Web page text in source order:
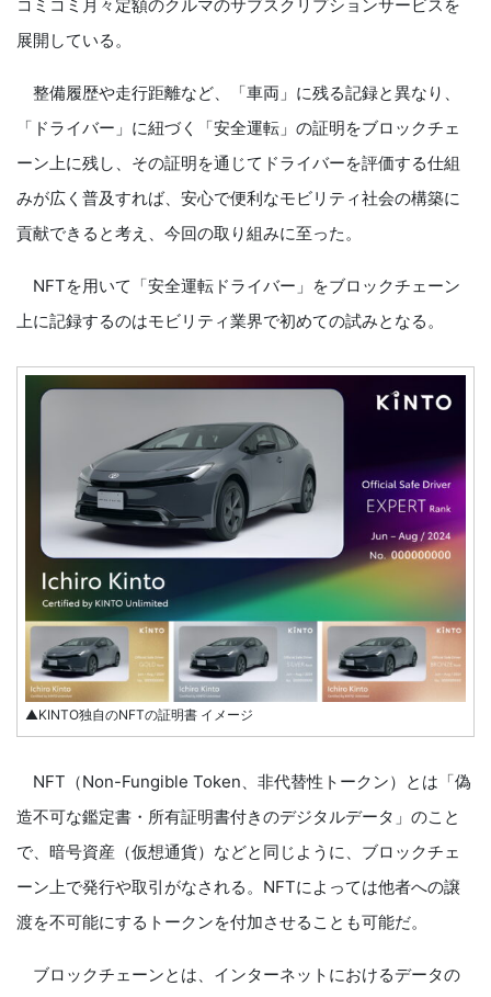
コミコミ月々定額のクルマのサブスクリプションサービスを
展開している。
整備履歴や走行距離など、「車両」に残る記録と異なり、
「ドライバー」に紐づく「安全運転」の証明をブロックチェ
ーン上に残し、その証明を通じてドライバーを評価する仕組
みが広く普及すれば、安心で便利なモビリティ社会の構築に
貢献できると考え、今回の取り組みに至った。
NFTを用いて「安全運転ドライバー」をブロックチェーン
上に記録するのはモビリティ業界で初めての試みとなる。
▲KINTO独自のNFTの証明書 イメージ
NFT（Non-Fungible Token、非代替性トークン）とは「偽
造不可な鑑定書・所有証明書付きのデジタルデータ」のこと
で、暗号資産（仮想通貨）などと同じように、ブロックチェ
ーン上で発行や取引がなされる。NFTによっては他者への譲
渡を不可能にするトークンを付加させることも可能だ。
ブロックチェーンとは、インターネットにおけるデータの